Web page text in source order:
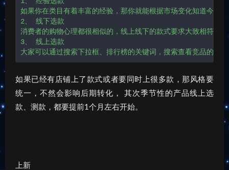
如果你在类目有着丰富的经验，那你就能根据市场变化知道今年
2、 线下选款
消费者的购物心理都很相似的，线上线下的款式要求大致相符，
3、 线上选款
大家可以通过搜索下拉框、排行榜的关键词，搜索查看竞品的数
如果已经有店铺上了款式或者要同时上很多款，那风格要
统一，不然会影响后期转化， 其次季节性的产品线上选
款、测款，都要提前1个月左右开始。
上新